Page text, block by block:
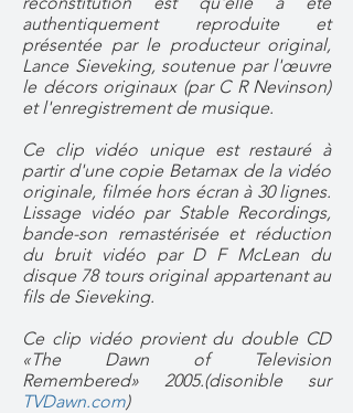
authentiquement reproduite et
présentée par le producteur original,
Lance Sieveking, soutenue par l'œuvre
le décors originaux (par C R Nevinson)
et l'enregistrement de musique.
Ce clip vidéo unique est restauré à
partir d'une copie Betamax de la vidéo
originale, filmée hors écran à 30 lignes.
Lissage vidéo par Stable Recordings,
bande-son remastérisée et réduction
du bruit vidéo par D F McLean du
disque 78 tours original appartenant au
fils de Sieveking.
Ce clip vidéo provient du double CD
«The Dawn of Television
Remembered» 2005.(disonible sur
TVDawn.com)